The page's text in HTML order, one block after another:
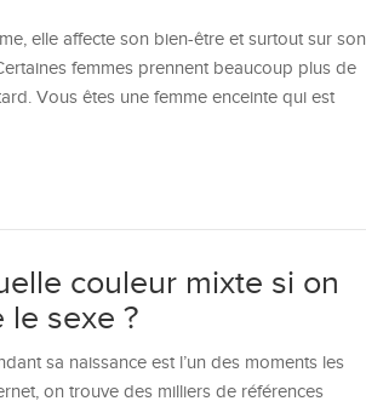
elle affecte son bien-être et surtout sur son
femmes prennent beaucoup plus de
Vous êtes une femme enceinte qui est
couleur mixte si on
le sexe ?
sa naissance est l’un des moments les
on trouve des milliers de références